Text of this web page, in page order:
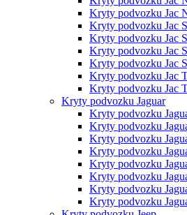
Kryty podvozku Jac
Kryty podvozku Jac
Kryty podvozku Jac
Kryty podvozku Jac
Kryty podvozku Jac
Kryty podvozku Jac
Kryty podvozku Jac
Kryty podvozku Jaguar
Kryty podvozku
Kryty podvozku
Kryty podvozku
Kryty podvozku
Kryty podvozku
Kryty podvozku
Kryty podvozku
Kryty podvozku